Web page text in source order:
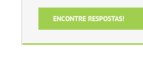
ENCONTRE RESPOSTAS!